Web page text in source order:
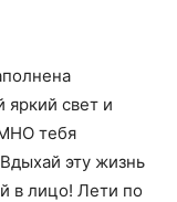
яркий свет и
тебя
эту жизнь
в лицо! Лети по